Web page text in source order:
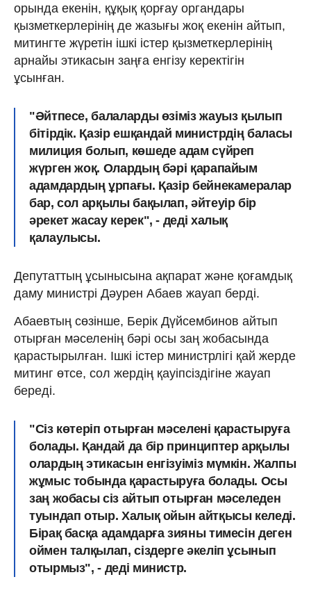
орында екенін, құқық қорғау органдары
қызметкерлерінің де жазығы жоқ екенін айтып,
митингте жүретін ішкі істер қызметкерлерінің
арнайы этикасын заңға енгізу керектігін
ұсынған.
"Әйтпесе, балаларды өзіміз жауыз қылып
бітірдік. Қазір ешқандай министрдің баласы
милиция болып, көшеде адам сүйреп
жүрген жоқ. Олардың бәрі қарапайым
адамдардың ұрпағы. Қазір бейнекамералар
бар, сол арқылы бақылап, әйтеуір бір
әрекет жасау керек", - деді халық
қалаулысы.
Депутаттың ұсынысына ақпарат және қоғамдық
даму министрі Дәурен Абаев жауап берді.
Абаевтың сөзінше, Берік Дүйсембинов айтып
отырған мәселенің бәрі осы заң жобасында
қарастырылған. Ішкі істер министрлігі қай жерде
митинг өтсе, сол жердің қауіпсіздігіне жауап
береді.
"Сіз көтеріп отырған мәселені қарастыруға
болады. Қандай да бір принциптер арқылы
олардың этикасын енгізуіміз мүмкін. Жалпы
жұмыс тобында қарастыруға болады. Осы
заң жобасы сіз айтып отырған мәселеден
туындап отыр. Халық ойын айтқысы келеді.
Бірақ басқа адамдарға зияны тимесін деген
оймен талқылап, сіздерге әкеліп ұсынып
отырмыз", - деді министр.